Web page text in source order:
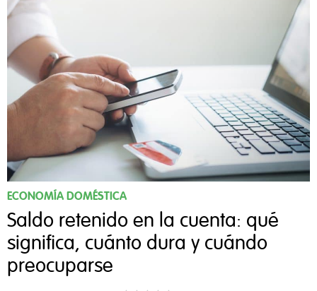
ECONOMÍA DOMÉSTICA
Saldo retenido en la cuenta: qué
significa, cuánto dura y cuándo
preocuparse